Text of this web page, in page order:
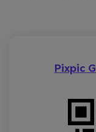
Pixpic